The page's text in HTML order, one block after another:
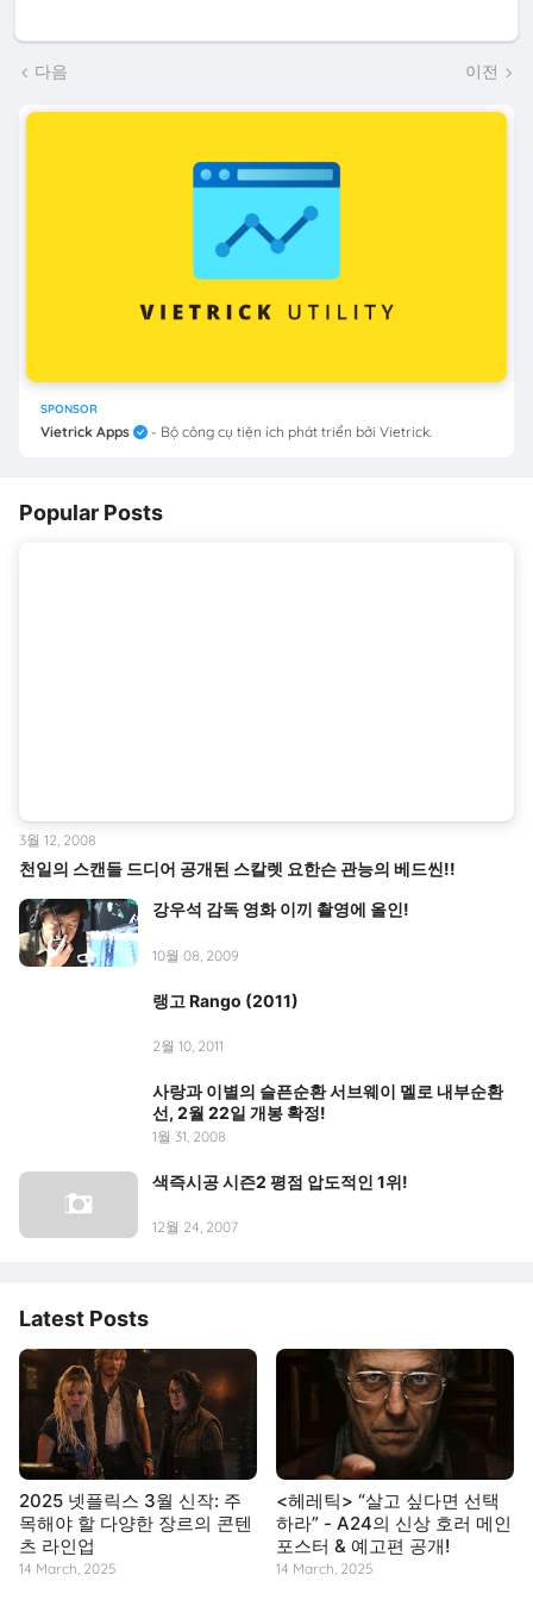
다음 이전
SPONSOR
Vietrick Apps - Bộ công cụ tiện ích phát triển bởi Vietrick.
Popular Posts
천일의 스캔들 드디어 공개된 스칼렛 요한슨 관능의 베드씬!!
3월 12, 2008
강우석 감독 영화 이끼 촬영에 올인!
10월 08, 2009
랭고 Rango (2011)
2월 10, 2011
사랑과 이별의 슬픈순환 서브웨이 멜로 내부순환
선, 2월 22일 개봉 확정!
1월 31, 2008
색즉시공 시즌2 평점 압도적인 1위!
12월 24, 2007
Latest Posts
2025 넷플릭스 3월 신작: 주
목해야 할 다양한 장르의 콘텐
츠 라인업
14 March, 2025
<헤레틱> “살고 싶다면 선택
하라” - A24의 신상 호러 메인
포스터 & 예고편 공개!
14 March, 2025